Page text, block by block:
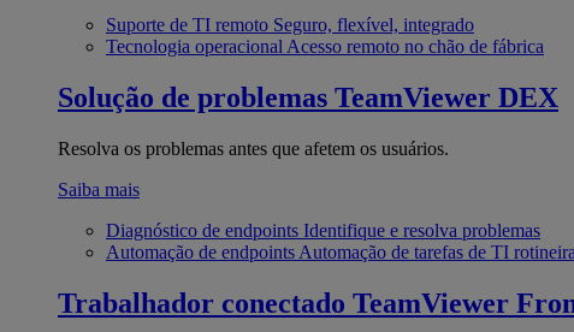
Suporte de TI remoto Seguro, flexível, integrado
Tecnologia operacional Acesso remoto no chão de fábrica
Solução de problemas TeamViewer DEX
Resolva os problemas antes que afetem os usuários.
Saiba mais
Diagnóstico de endpoints Identifique e resolva problemas
Automação de endpoints Automação de tarefas de TI
Trabalhador conectado TeamViewer